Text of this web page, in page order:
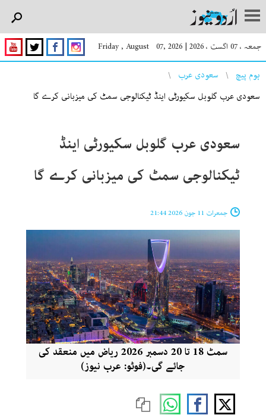
جمعہ ، 07 اگست ، 2026 |
Friday , August 07, 2026
You are here
ہوم پیچ
سعودی عرب
سعودی عرب گلوبل سکیورٹی اینڈ ٹیکنالوجی سمٹ کی میزبانی کرے گا
سعودی عرب گلوبل سکیورٹی اینڈ
ٹیکنالوجی سمٹ کی میزبانی کرے گا
جمعرات 11 جون 2026 21:44
سمٹ 18 تا 20 دسمبر 2026 ریاض میں منعقد کی
جائے گی۔(فوٹو: عرب نیوز)